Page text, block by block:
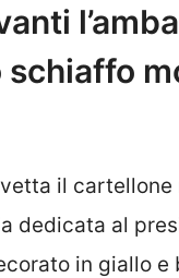
schiaffo
il cartellone
dedicata al
in giallo e